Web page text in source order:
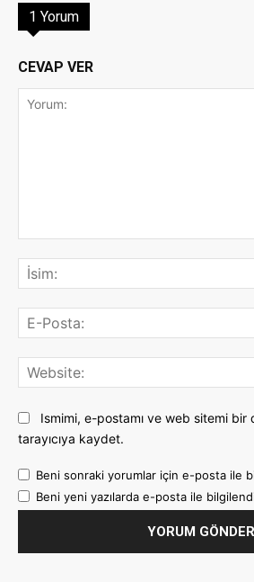
1 Yorum
CEVAP VER
Ismimi, e-postamı ve web sitemi bir
tarayıcıya kaydet.
Beni sonraki yorumlar için e-posta ile
Beni yeni yazılarda e-posta ile